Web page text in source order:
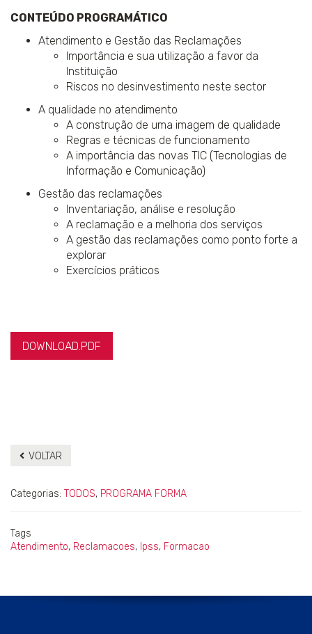
CONTEÚDO PROGRAMÁTICO
Atendimento e Gestão das Reclamações
Importância e sua utilização a favor da
Instituição
Riscos no desinvestimento neste sector
A qualidade no atendimento
A construção de uma imagem de qualidade
Regras e técnicas de funcionamento
A importância das novas TIC (Tecnologias de
Informação e Comunicação)
Gestão das reclamações
Inventariação, análise e resolução
A reclamação e a melhoria dos serviços
A gestão das reclamações como ponto forte a
explorar
Exercícios práticos
DOWNLOAD.PDF
VOLTAR
Categorias: TODOS, PROGRAMA FORMA
Tags
Atendimento, Reclamacoes, Ipss, Formacao